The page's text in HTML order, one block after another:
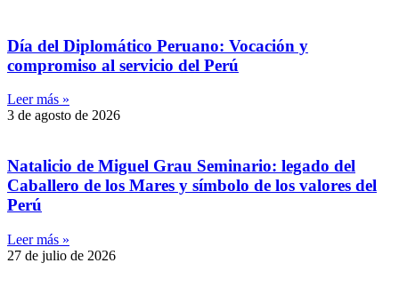
Día del Diplomático Peruano: Vocación y
compromiso al servicio del Perú
Leer más »
3 de agosto de 2026
Natalicio de Miguel Grau Seminario: legado del
Caballero de los Mares y símbolo de los valores del
Perú
Leer más »
27 de julio de 2026